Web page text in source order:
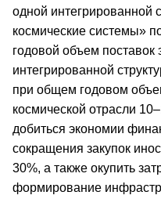
одной интегрированной
космические системы»
годовой объем поставок
интегрированной
при общем годовом
космической отрасли
добиться экономии
сокращения закупок
30%, а также окупить
формирование